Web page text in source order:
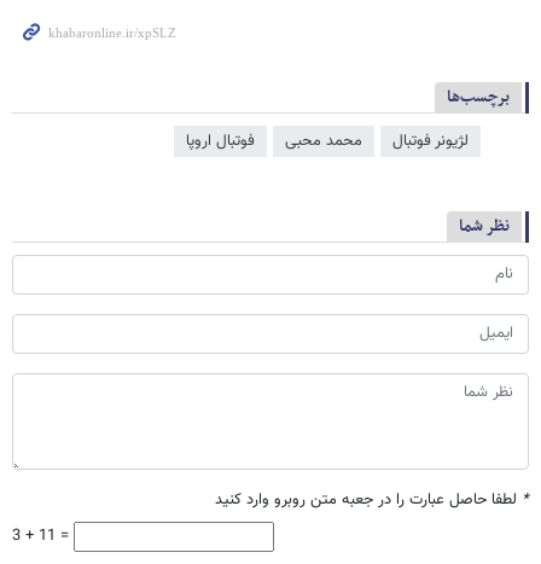
برچسب‌ها
لژیونر فوتبال محمد محبی فوتبال اروپا
نظر شما
* لطفا حاصل عبارت را در جعبه متن روبرو وارد کنید
3 + 11 =